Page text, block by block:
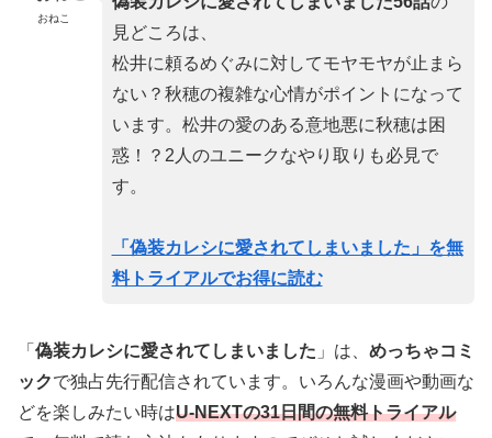
おねこ
見どころは、
松井に頼るめぐみに対してモヤモヤが止まら
ない？秋穂の複雑な心情がポイントになって
います。松井の愛のある意地悪に秋穂は困
惑！？2人のユニークなやり取りも必見で
す。
「偽装カレシに愛されてしまいました」を無
料トライアルでお得に読む
「 偽装カレシに愛されてしまいました 」は、 めっちゃコミ
ックで独占先行配信されています。いろんな漫画や動画な
どを楽しみたい時はU-NEXTの31日間の無料トライアル